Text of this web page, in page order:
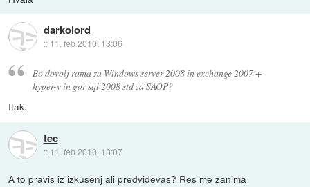
darkolord
:: 11. feb 2010, 13:06
Bo dovolj rama za Windows server 2008 in exchange 2007 +
hyper-v in gor sql 2008 std za SAOP?
Itak.
tec
:: 11. feb 2010, 13:07
A to pravis iz izkusenj ali predvidevas? Res me zanima